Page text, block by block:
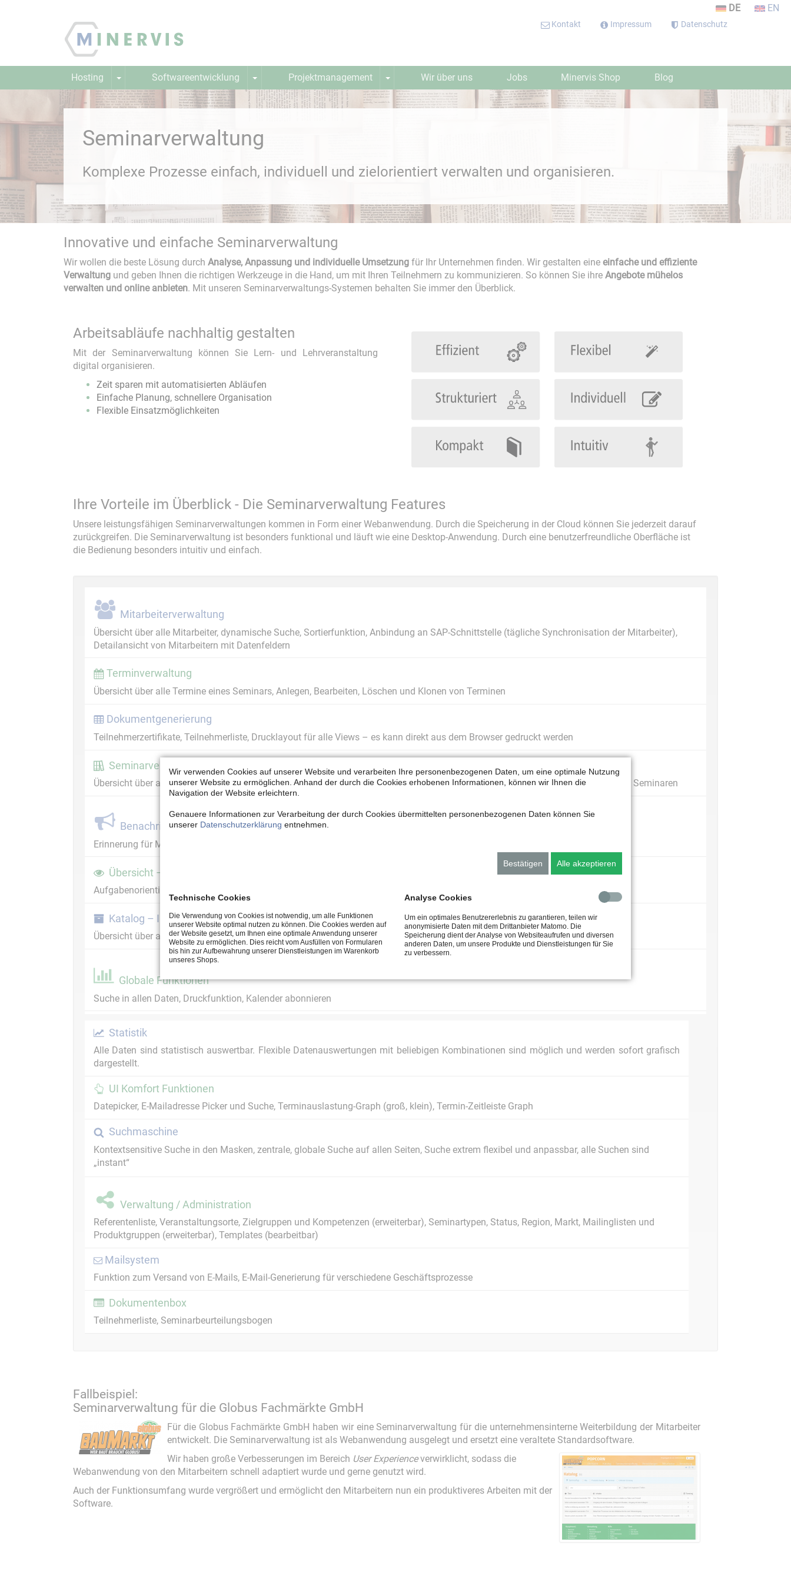
DE EN
Kontakt Impressum Datenschutz
Hosting Softwareentwicklung Projektmanagement Wir über uns Jobs Minervis Shop Blog
Lernplattform
Webinar
Webanwendungen
Seminarverwaltung Event-DB
Beratung & Coaching
Schulungen
Seminarverwaltung
Komplexe Prozesse einfach, individuell und zielorientiert verwalten und organisieren.
Innovative und einfache Seminarverwaltung
Wir wollen die beste Lösung durch Analyse, Anpassung und individuelle Umsetzung für Ihr Unternehmen finden. Wir gestalten eine einfache und effiziente
Verwaltung und geben Ihnen die richtigen Werkzeuge in die Hand, um mit Ihren Teilnehmern zu kommunizieren. So können Sie ihre Angebote mühelos
verwalten und online anbieten. Mit unseren Seminarverwaltungs-Systemen behalten Sie immer den Überblick.
Arbeitsabläufe nachhaltig gestalten
Mit der Seminarverwaltung können Sie Lern- und Lehrveranstaltung
digital organisieren.
Zeit sparen mit automatisierten Abläufen
Einfache Planung, schnellere Organisation
Flexible Einsatzmöglichkeiten
Ihre Vorteile im Überblick - Die Seminarverwaltung Features
Unsere leistungsfähigen Seminarverwaltungen kommen in Form einer Webanwendung. Durch die Speicherung in der Cloud können Sie jederzeit darauf
zurückgreifen. Die Seminarverwaltung ist besonders funktional und läuft wie eine Desktop-Anwendung. Durch eine benutzerfreundliche Oberfläche ist
die Bedienung besonders intuitiv und einfach.
Mitarbeiterverwaltung
Übersicht über alle Mitarbeiter, dynamische Suche, Sortierfunktion, Anbindung an SAP-Schnittstelle (tägliche Synchronisation der Mitarbeiter),
Detailansicht von Mitarbeitern mit Datenfeldern
Terminverwaltung
Übersicht über alle Termine eines Seminars, Anlegen, Bearbeiten, Löschen und Klonen von Terminen
Dokumentgenerierung
Teilnehmerzertifikate, Teilnehmerliste, Drucklayout für alle Views – es kann direkt aus dem Browser gedruckt werden
Seminarverwaltung
Übersicht über alle Seminare, dynamische Suche, Sortierfunktion, Detailansicht zum Anlegen, Bearbeiten, Löschen und Klonen von Seminaren
Benachrichtigungsdienste
Erinnerung für ML/ Referenten, Einladungen, Absagen erstellen
Übersicht – Informationszentrum für Personalentwicklung
Aufgabenorientierte Ansicht für PE, dynamische Suche, Filterfunktion, Sortierfunktion
Katalog – Informationszentrum für Mitarbeiter
Übersicht über alle relevanten Seminare, dynamische Suche, Filterfunktion, Sortierfunktion, Detailansicht zum Seminar
Globale Funktionen
Suche in allen Daten, Druckfunktion, Kalender abonnieren
Statistik
Alle Daten sind statistisch auswertbar. Flexible Datenauswertungen mit beliebigen Kombinationen sind möglich und werden sofort grafisch
dargestellt.
UI Komfort Funktionen
Datepicker, E-Mailadresse Picker und Suche, Terminauslastung-Graph (groß, klein), Termin-Zeitleiste Graph
Suchmaschine
Kontextsensitive Suche in den Masken, zentrale, globale Suche auf allen Seiten, Suche extrem flexibel und anpassbar, alle Suchen sind
„instant“
Verwaltung / Administration
Referentenliste, Veranstaltungsorte, Zielgruppen und Kompetenzen (erweiterbar), Seminartypen, Status, Region, Markt, Mailinglisten und
Produktgruppen (erweiterbar), Templates (bearbeitbar)
Mailsystem
Funktion zum Versand von E-Mails, E-Mail-Generierung für verschiedene Geschäftsprozesse
Dokumentenbox
Teilnehmerliste, Seminarbeurteilungsbogen
Fallbeispiel:
Seminarverwaltung für die Globus Fachmärkte GmbH
Für die Globus Fachmärkte GmbH haben wir eine Seminarverwaltung für die unternehmensinterne Weiterbildung der Mitarbeiter
entwickelt. Die Seminarverwaltung ist als Webanwendung ausgelegt und ersetzt eine veraltete Standardsoftware.
Wir haben große Verbesserungen im Bereich User Experienceverwirklicht, sodass die
Webanwendung von den Mitarbeitern schnell adaptiert wurde und gerne genutzt wird.
Auch der Funktionsumfang wurde vergrößert und ermöglicht den Mitarbeitern nun ein produktiveres Arbeiten mit der
Software.
Wir verwenden Cookies auf unserer Website und verarbeiten Ihre personenbezogenen Daten, um eine optimale Nutzung
unserer Website zu ermöglichen. Anhand der durch die Cookies erhobenen Informationen, können wir Ihnen die
Navigation der Website erleichtern.
Genauere Informationen zur Verarbeitung der durch Cookies übermittelten personenbezogenen Daten können Sie
unserer Datenschutzerklärung entnehmen.
Bestätigen Alle akzeptieren
Technische Cookies
Die Verwendung von Cookies ist notwendig, um alle Funktionen
unserer Website optimal nutzen zu können. Die Cookies werden auf
der Website gesetzt, um Ihnen eine optimale Anwendung unserer
Website zu ermöglichen. Dies reicht vom Ausfüllen von Formularen
bis hin zur Aufbewahrung unserer Dienstleistungen im Warenkorb
unseres Shops.
Analyse Cookies
Um ein optimales Benutzererlebnis zu garantieren, teilen wir
anonymisierte Daten mit dem Drittanbieter Matomo. Die
Speicherung dient der Analyse von Websiteaufrufen und diversen
anderen Daten, um unsere Produkte und Dienstleistungen für Sie
zu verbessern.